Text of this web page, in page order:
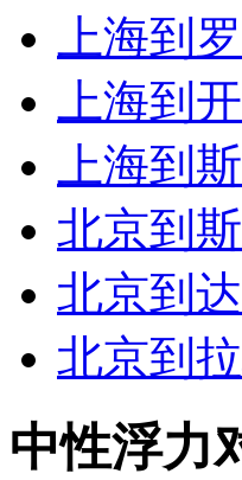
上海到
上海到
上海到
北京到
北京到
北京到
中性浮力